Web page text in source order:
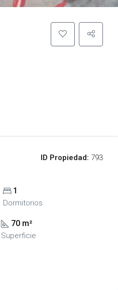
ID Propiedad: 793
1
Dormitorios
70 m²
Superficie